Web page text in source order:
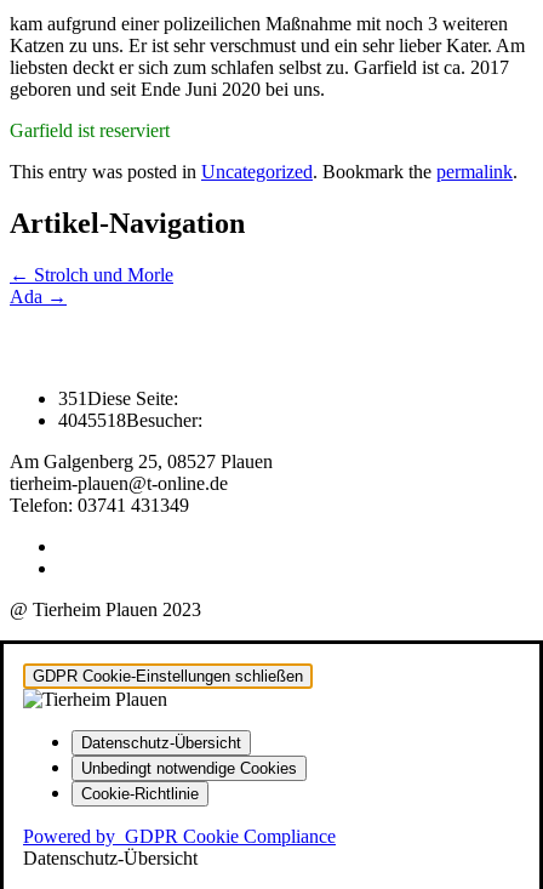
kam aufgrund einer polizeilichen Maßnahme mit noch 3 weiteren
Katzen zu uns. Er ist sehr verschmust und ein sehr lieber Kater. Am
liebsten deckt er sich zum schlafen selbst zu. Garfield ist ca. 2017
geboren und seit Ende Juni 2020 bei uns.
Garfield ist reserviert
This entry was posted in Uncategorized. Bookmark the permalink.
Artikel-Navigation
← Strolch und Morle
Ada →
351Diese Seite:
4045518Besucher:
Am Galgenberg 25, 08527 Plauen
tierheim-plauen@t-online.de
Telefon: 03741 431349
@ Tierheim Plauen 2023
GDPR Cookie-Einstellungen schließen
Datenschutz-Übersicht
Unbedingt notwendige Cookies
Cookie-Richtlinie
Powered by GDPR Cookie Compliance
Datenschutz-Übersicht